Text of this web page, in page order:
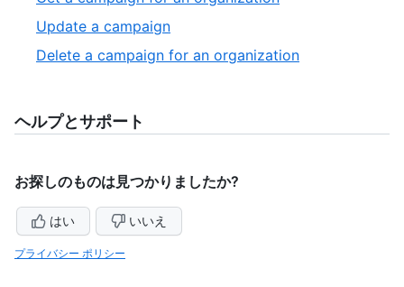
5
5
Update a campaign,
4
Delete a campaign for an organization,
ヘルプとサポート
お探しのものは見つかりましたか?
はい いいえ
プライバシー ポリシー